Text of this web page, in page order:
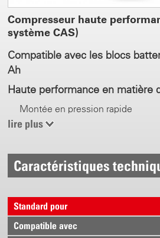
Compresseur haute
système CAS)
Compatible avec les blocs
Ah
Haute performance en matière
Montée en pression rapide
Haute performance en matière de
0.5 - 3.5 bars pression de travail
Affichage de la pression
CAS Bloc batterie pour changer
lire plus
Caractéristiques
Standard pour
Compatible avec